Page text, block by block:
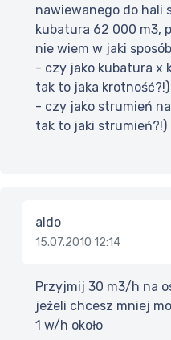
nawiewanego do hali
kubatura 62 000 m3,
nie wiem w jaki
- czy jako kubatura x
tak to jaka krotność?!)
- czy jako strumień
tak to jaki strumień?!)
aldo
15.07.2010 12:14
Przyjmij 30 m3/h na
jeżeli chcesz mniej
1 w/h około